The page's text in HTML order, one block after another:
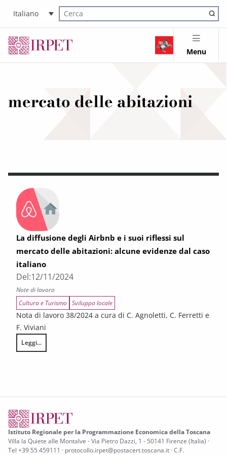
Italiano
Cerca nel sito
Menu
mercato delle abitazioni
La diffusione degli Airbnb e i suoi riflessi sul
mercato delle abitazioni: alcune evidenze dal caso
italiano
Del:12/11/2024
Note di lavoro
Cultura e Turismo Sviluppo locale
Nota di lavoro 38/2024 a cura di C. Agnoletti, C. Ferretti e
F. Viviani
Leggi...
La diffusione degli Airbnb e i suoi riflessi sul mercato delle abitazioni:
Istituto Regionale per la Programmazione Economica della Toscana
Villa la Quiete alle Montalve - Via Pietro Dazzi, 1 - 50141 Firenze (Italia) ·
Tel +39 55 459111 · protocollo.irpet@postacert.toscana.it · C.F.